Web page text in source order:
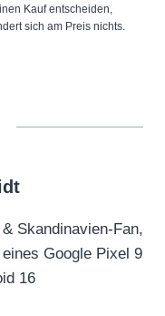
Kauf entscheiden,
sich am Preis nichts.
Skandinavien-Fan,
Google Pixel 9
16